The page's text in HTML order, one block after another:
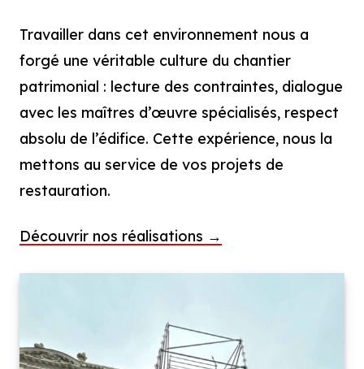
Travailler dans cet environnement nous a
forgé une véritable culture du chantier
patrimonial : lecture des contraintes, dialogue
avec les maîtres d’œuvre spécialisés, respect
absolu de l’édifice. Cette expérience, nous la
mettons au service de vos projets de
restauration.
Découvrir nos réalisations →